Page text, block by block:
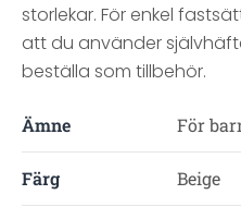
storlekar. För enkel
att du använder
beställa som tillbehör.
Ämne För
Färg Beige